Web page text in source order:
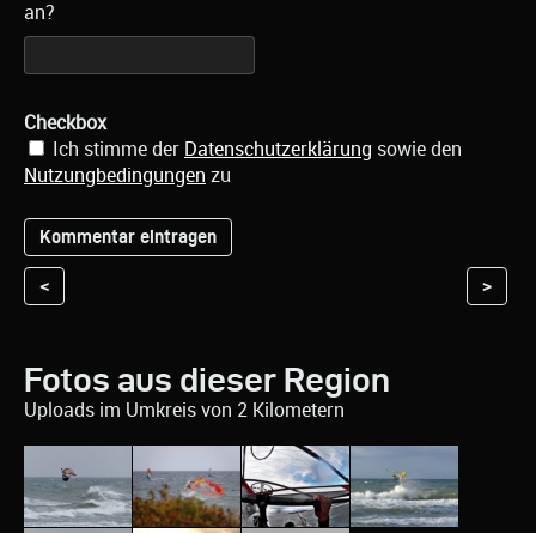
an?
Checkbox
Ich stimme der Datenschutzerklärung sowie den
Nutzungbedingungen zu
< >
Fotos aus dieser Region
Uploads im Umkreis von 2 Kilometern